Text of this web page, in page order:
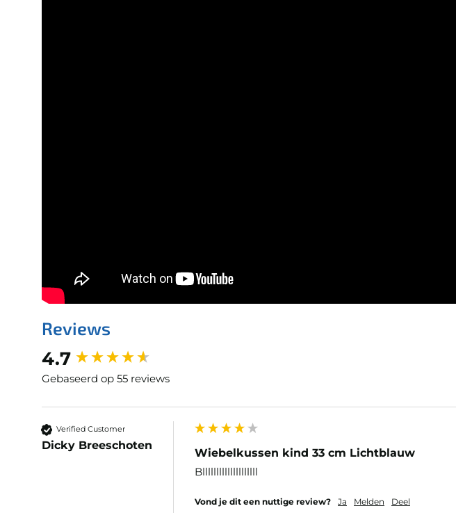
Reviews
4.7
Gebaseerd op 55 reviews
Verified Customer
Dicky Breeschoten
Wiebelkussen kind 33 cm Lichtblauw
Bllllllllllllllllllll
Vond je dit een nuttige review? Ja Melden Deel
New content loaded